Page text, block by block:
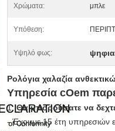
Χρώματα: μπλε
Υπόθεση:
Υψηλό φως:
Ρολόγια χαλαζία
Υπηρεσία cOem
1.Θα μπορούσατε να
- Έχουμε 15 έτη υπηρεσιών